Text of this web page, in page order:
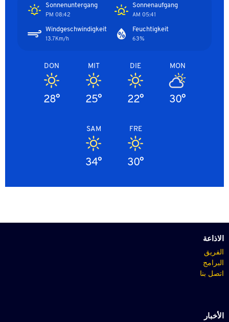
Sonnenaufgang
05:41 AM
Sonnenuntergang
08:42 PM
Feuchtigkeit
63%
Windgeschwindigkeit
13.7Km/h
MON
30°
DIE
22°
MIT
25°
DON
28°
FRE
30°
SAM
34°
الاذاعة
الفريق
البرامج
اتصل بنا
الأخبار